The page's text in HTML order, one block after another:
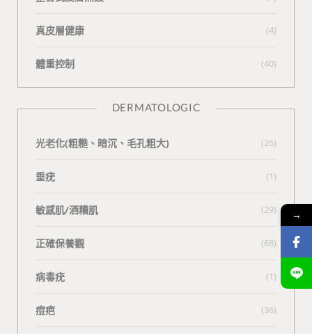
真皮層健康 (4)
體重控制 (40)
DERMATOLOGIC
光老化(粗糙、暗沉、毛孔粗大) (26)
垂疣 (1)
敏感肌/酒糟肌 (29)
正確保養觀 (68)
病毒疣 (1)
痘疤 (36)
→